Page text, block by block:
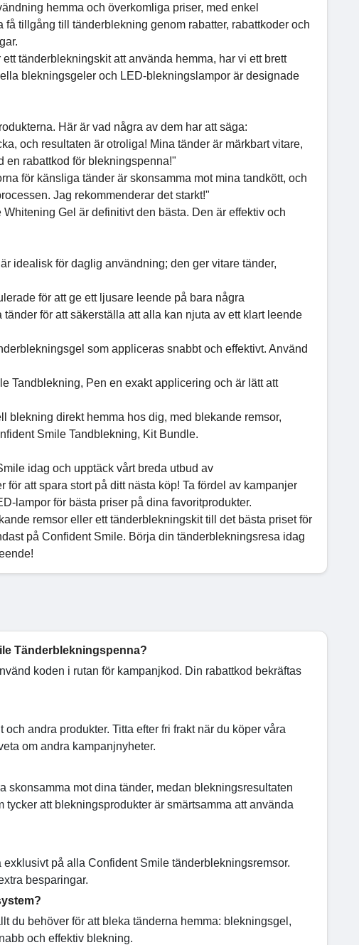
bekämpar plack och säkerställer god munhälsa.
hemma och överkomliga priser, med enkel
tillgång till tänderblekning genom rabatter, rabattkoder och
tänderblekningskit att använda hemma, har vi ett brett
blekningsgeler och LED-blekningslampor är designade
Här är vad några av dem har att säga:
och resultaten är otroliga! Mina tänder är märkbart vitare,
en rabattkod för blekningspenna!"
för känsliga tänder är skonsamma mot mina tandkött, och
Jag rekommenderar det starkt!"
Gel är definitivt den bästa. Den är effektiv och
idealisk för daglig användning; den ger vitare tänder,
för att ge ett ljusare leende på bara några
för att säkerställa att alla kan njuta av ett klart leende
som appliceras snabbt och effektivt. Använd
Tandblekning, Pen en exakt applicering och är lätt att
direkt hemma hos dig, med blekande remsor,
Smile Tandblekning, Kit Bundle.
idag och upptäck vårt breda utbud av
att spara stort på ditt nästa köp! Ta fördel av kampanjer
lampor för bästa priser på dina favoritprodukter.
remsor eller ett tänderblekningskit till det bästa priset för
på Confident Smile. Börja din tänderblekningsresa idag
Tänderblekningspenna?
koden i rutan för kampanjkod. Din rabattkod bekräftas
andra produkter. Titta efter fri frakt när du köper våra
om andra kampanjnyheter.
skonsamma mot dina tänder, medan blekningsresultaten
att blekningsprodukter är smärtsamma att använda
på alla Confident Smile tänderblekningsremsor.
besparingar.
du behöver för att bleka tänderna hemma: blekningsgel,
och effektiv blekning.